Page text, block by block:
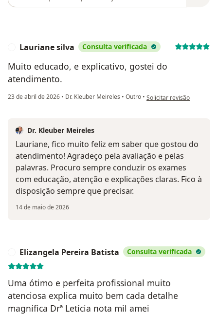
Lauriane silva Consulta verificada
Muito educado, e explicativo, gostei do
atendimento.
23 de abril de 2026 • Dr. Kleuber Meireles • Outro • na opinião do utilizador
Solicitar revisão
Dr. Kleuber Meireles
Lauriane, fico muito feliz em saber que gostou do
atendimento! Agradeço pela avaliação e pelas
palavras. Procuro sempre conduzir os exames
com educação, atenção e explicações claras. Fico à
disposição sempre que precisar.
14 de maio de 2026
Elizangela Pereira Batista Consulta verificada
Uma ótimo e perfeita profissional muito
atenciosa explica muito bem cada detalhe
magnífica Drª Letícia nota mil amei